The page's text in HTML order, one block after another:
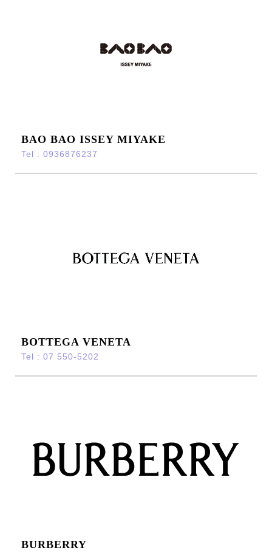
BAO BAO ISSEY MIYAKE
Tel : 0936876237
BOTTEGA VENETA
Tel : 07 550-5202
BURBERRY